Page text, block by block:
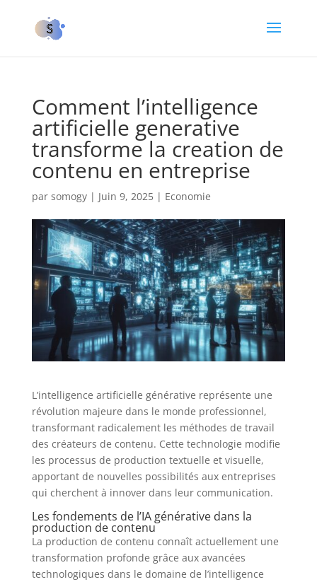
Comment l’intelligence
artificielle generative
transforme la creation de
contenu en entreprise
par somogy| Juin 9, 2025| Economie
L’intelligence artificielle générative représente une
révolution majeure dans le monde professionnel,
transformant radicalement les méthodes de travail
des créateurs de contenu. Cette technologie modifie
les processus de production textuelle et visuelle,
apportant de nouvelles possibilités aux entreprises
qui cherchent à innover dans leur communication.
Les fondements de l’IA générative dans la
production de contenu
La production de contenu connaît actuellement une
transformation profonde grâce aux avancées
technologiques dans le domaine de l’intelligence